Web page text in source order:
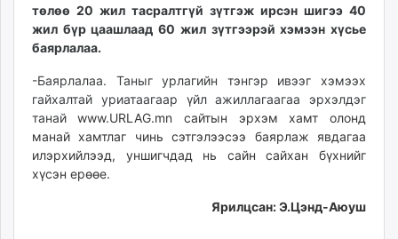
төлөө 20 жил тасралтгүй зүтгэж ирсэн шигээ 40
жил бүр цаашлаад 60 жил зүтгээрэй хэмээн хүсье
баярлалаа.
-Баярлалаа. Таныг урлагийн тэнгэр ивээг хэмээх
гайхалтай уриатаагаар үйл ажиллагаагаа эрхэлдэг
танай www.URLAG.mn сайтын эрхэм хамт олонд
манай хамтлаг чинь сэтгэлээсээ баярлаж явдагаа
илэрхийлээд, уншигчдад нь сайн сайхан бүхнийг
хүсэн ерөөе.
Ярилцсан: Э.Цэнд-Аюуш